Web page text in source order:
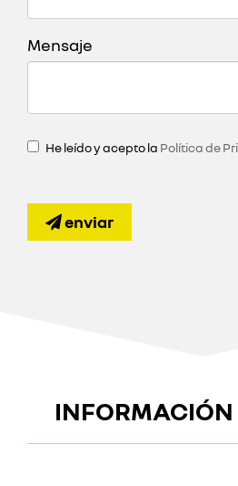
Mensaje
He leído y acepto la Política de
enviar
INFORMACIÓN